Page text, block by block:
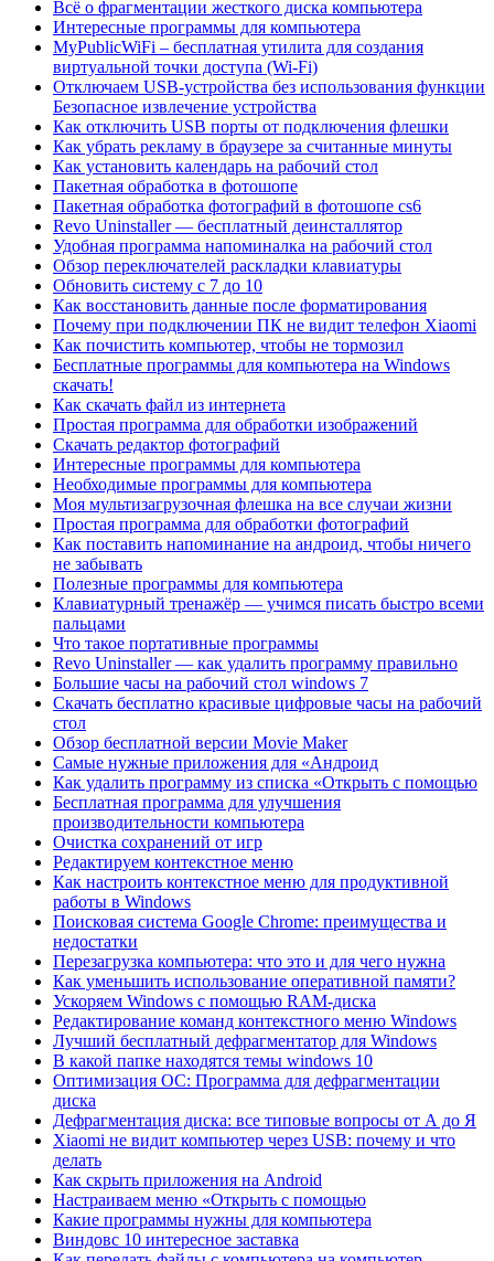
Всё о фрагментации жесткого диска компьютера
Интересные программы для компьютера
MyPublicWiFi – бесплатная утилита для создания
виртуальной точки доступа (Wi-Fi)
Отключаем USB-устройства без использования функции
Безопасное извлечение устройства
Как отключить USB порты от подключения флешки
Как убрать рекламу в браузере за считанные минуты
Как установить календарь на рабочий стол
Пакетная обработка в фотошопе
Пакетная обработка фотографий в фотошопе cs6
Revo Uninstaller — бесплатный деинсталлятор
Удобная программа напоминалка на рабочий стол
Обзор переключателей раскладки клавиатуры
Обновить систему с 7 до 10
Как восстановить данные после форматирования
Почему при подключении ПК не видит телефон Xiaomi
Как почистить компьютер, чтобы не тормозил
Бесплатные программы для компьютера на Windows
скачать!
Как скачать файл из интернета
Простая программа для обработки изображений
Cкачать редактор фотографий
Интересные программы для компьютера
Необходимые программы для компьютера
Моя мультизагрузочная флешка на все случаи жизни
Простая программа для обработки фотографий
Как поставить напоминание на андроид, чтобы ничего
не забывать
Полезные программы для компьютера
Клавиатурный тренажёр — учимся писать быстро всеми
пальцами
Что такое портативные программы
Revo Uninstaller — как удалить программу правильно
Большие часы на рабочий стол windows 7
Скачать бесплатно красивые цифровые часы на рабочий
стол
Обзор бесплатной версии Movie Maker
Самые нужные приложения для «Андроид
Как удалить программу из списка «Открыть с помощью
Бесплатная программа для улучшения
производительности компьютера
Очистка сохранений от игр
Редактируем контекстное меню
Как настроить контекстное меню для продуктивной
работы в Windows
Поисковая система Google Chrome: преимущества и
недостатки
Перезагрузка компьютера: что это и для чего нужна
Как уменьшить использование оперативной памяти?
Ускоряем Windows с помощью RAM-диска
Редактирование команд контекстного меню Windows
Лучший бесплатный дефрагментатор для Windows
В какой папке находятся темы windows 10
Оптимизация ОС: Программа для дефрагментации
диска
Дефрагментация диска: все типовые вопросы от А до Я
Xiaomi не видит компьютер через USB: почему и что
делать
Как скрыть приложения на Android
Настраиваем меню «Открыть с помощью
Какие программы нужны для компьютера
Виндовс 10 интересное заставка